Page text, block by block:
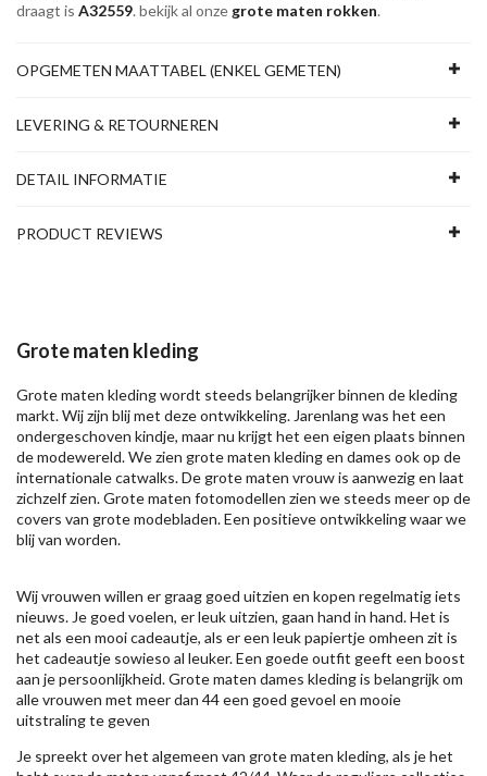
draagt is A32559. bekijk al onze grote maten rokken.
OPGEMETEN MAATTABEL (ENKEL GEMETEN)
LEVERING & RETOURNEREN
DETAIL INFORMATIE
PRODUCT REVIEWS
Grote maten kleding
Grote maten kleding wordt steeds belangrijker binnen de kleding
markt. Wij zijn blij met deze ontwikkeling. Jarenlang was het een
ondergeschoven kindje, maar nu krijgt het een eigen plaats binnen
de modewereld. We zien grote maten kleding en dames ook op de
internationale catwalks. De grote maten vrouw is aanwezig en laat
zichzelf zien. Grote maten fotomodellen zien we steeds meer op de
covers van grote modebladen. Een positieve ontwikkeling waar we
blij van worden.
Wij vrouwen willen er graag goed uitzien en kopen regelmatig iets
nieuws. Je goed voelen, er leuk uitzien, gaan hand in hand. Het is
net als een mooi cadeautje, als er een leuk papiertje omheen zit is
het cadeautje sowieso al leuker. Een goede outfit geeft een boost
aan je persoonlijkheid. Grote maten dames kleding is belangrijk om
alle vrouwen met meer dan 44 een goed gevoel en mooie
uitstraling te geven
Je spreekt over het algemeen van grote maten kleding, als je het